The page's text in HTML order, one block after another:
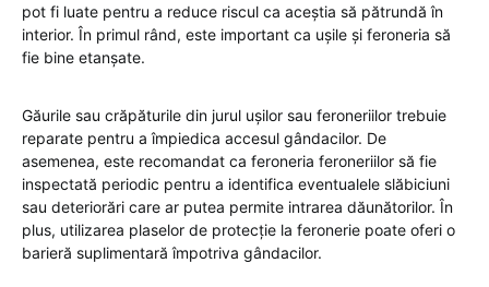
pot fi luate pentru a reduce riscul ca aceștia să pătrundă în
interior. În primul rând, este important ca ușile și feroneria să
fie bine etanșate.
Găurile sau crăpăturile din jurul ușilor sau feroneriilor trebuie
reparate pentru a împiedica accesul gândacilor. De
asemenea, este recomandat ca feroneria feroneriilor să fie
inspectată periodic pentru a identifica eventualele slăbiciuni
sau deteriorări care ar putea permite intrarea dăunătorilor. În
plus, utilizarea plaselor de protecție la feronerie poate oferi o
barieră suplimentară împotriva gândacilor.